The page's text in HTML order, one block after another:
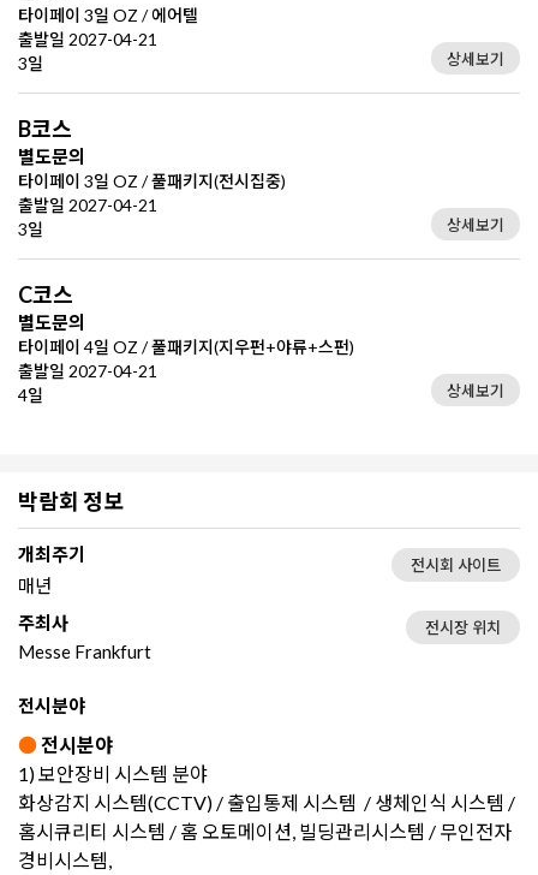
타이페이 3일 OZ / 에어텔
출발일 2027-04-21
3일
상세보기
B코스
별도문의
타이페이 3일 OZ / 풀패키지(전시집중)
출발일 2027-04-21
3일
상세보기
C코스
별도문의
타이페이 4일 OZ / 풀패키지(지우펀+야류+스펀)
출발일 2027-04-21
4일
상세보기
박람회 정보
개최주기
매년
전시회 사이트
주최사
Messe Frankfurt
전시장 위치
전시분야
●전시분야
1) 보안장비 시스템 분야
화상감지 시스템(CCTV) / 출입통제 시스템 / 생체인식 시스템 /
홈시큐리티 시스템 / 홈 오토메이션, 빌딩관리시스템 / 무인전자
경비시스템,